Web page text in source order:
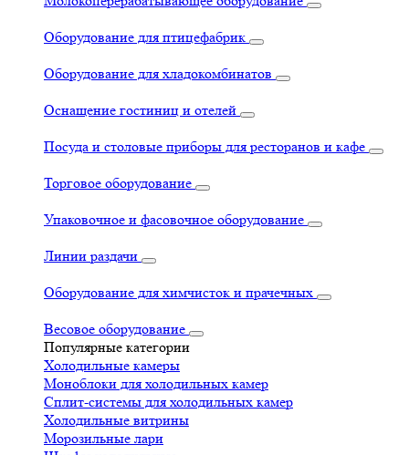
Оборудование для птицефабрик
Оборудование для хладокомбинатов
Оснащение гостиниц и отелей
Посуда и столовые приборы для ресторанов и кафе
Торговое оборудование
Упаковочное и фасовочное оборудование
Линии раздачи
Оборудование для химчисток и прачечных
Весовое оборудование
Популярные категории
Холодильные камеры
Моноблоки для холодильных камер
Сплит-системы для холодильных камер
Холодильные витрины
Морозильные лари